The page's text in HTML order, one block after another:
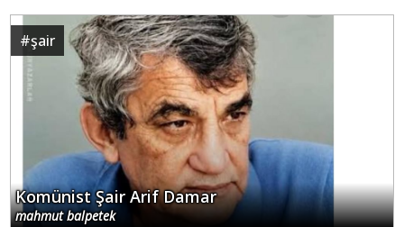
#şair
Komünist Şair Arif Damar
mahmut balpetek